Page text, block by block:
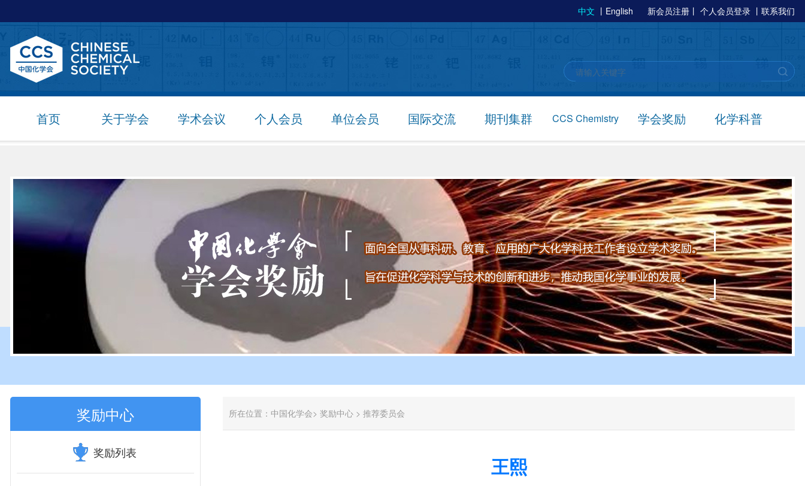
中文 丨 English 新会员注册 丨 个人会员登录 丨 联系我们
首页 关于学会 学术会议 个人会员 单位会员 国际交流 期刊集群 CCS Chemistry 学会奖励 化学科普
奖励中心
奖励列表
所在位置： 中国化学会> 奖励中心 > 推荐委员会
王熙